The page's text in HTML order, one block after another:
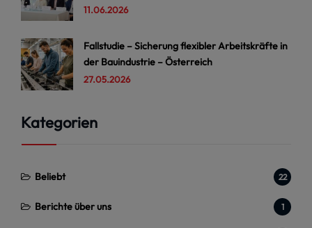
11.06.2026
Fallstudie – Sicherung flexibler Arbeitskräfte in
der Bauindustrie – Österreich
27.05.2026
Kategorien
Beliebt 22
Berichte über uns 1